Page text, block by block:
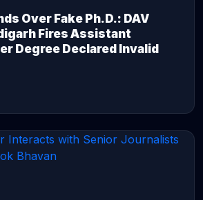
Over Fake Ph.D.: DAV
Fires Assistant
Degree Declared Invalid